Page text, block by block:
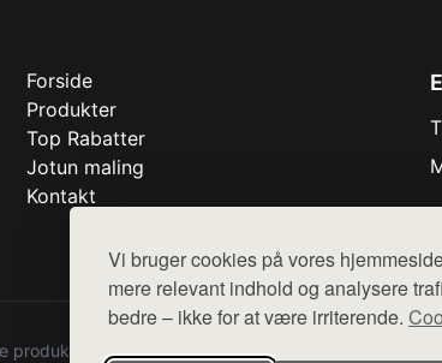
Vi bruger cookies på vores
mere relevant indhold og analysere
bedre – ikke for at være irriterende.
Forside
Produkter
Top Rabatter
Jotun maling
Kontakt
fra diverse webshops. Der sælges ikke